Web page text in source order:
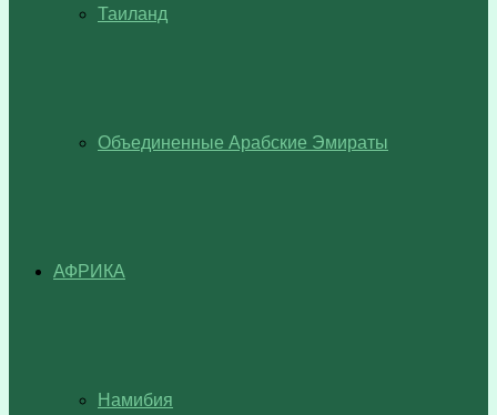
Таиланд
Объединенные Арабские Эмираты
АФРИКА
Намибия